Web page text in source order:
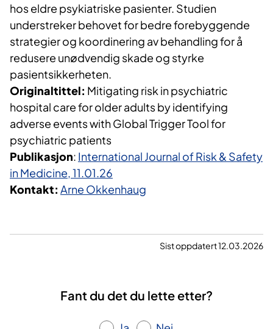
hos eldre psykiatriske pasienter. Studien
understreker behovet for bedre forebyggende
strategier og koordinering av behandling for å
redusere unødvendig skade og styrke
pasientsikkerheten.
Originaltittel: Mitigating risk in psychiatric
hospital care for older adults by identifying
adverse events with Global Trigger Tool for
psychiatric patients
Publikasjon: International Journal of Risk & Safety
in Medicine, 11.01.26
Kontakt: Arne Okkenhaug
Sist oppdatert 12.03.2026
Fant du det du lette etter?